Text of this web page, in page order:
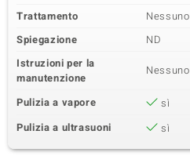
Diamante Argyle Rose de
France SI1
Somma del peso in carati
0,364 ct
Montatura
Trattamento
Nessuno
Spiegazione
ND
Istruzioni per la
manutenzione
Nessuno
Pulizia a vapore
sì
Pulizia a ultrasuoni
sì